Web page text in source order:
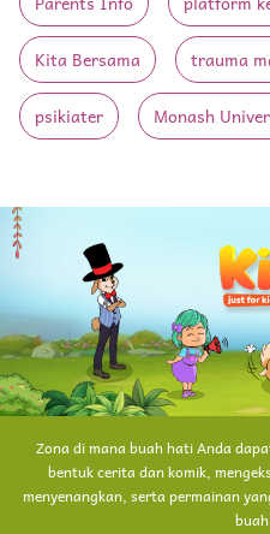
Kita Bersama trauma
psikiater Monash
Zona di mana buah hati Anda
bentuk cerita dan komik,
menyenangkan, serta permainan